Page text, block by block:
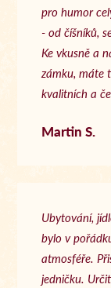
pro humor
- od číšníků,
Ke vkusně a
zámku, máte
kvalitních a
Martin S.
Ubytování,
bylo v
atmosféře.
jedničku.